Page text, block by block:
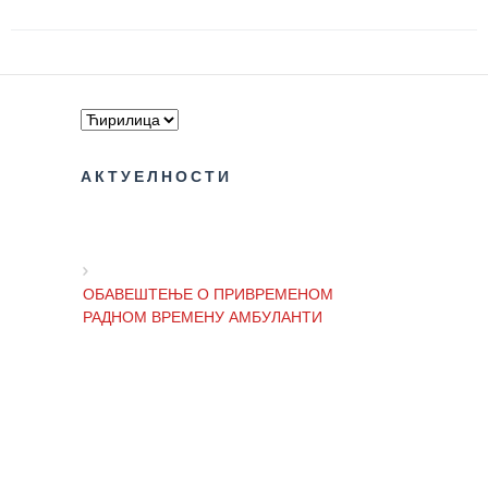
АКТУЕЛНОСТИ
ОБАВЕШТЕЊЕ О ПРИВРЕМЕНОМ
РАДНОМ ВРЕМЕНУ АМБУЛАНТИ
ЗАКАЗИВАЊЕ
Показатељи
квалитета